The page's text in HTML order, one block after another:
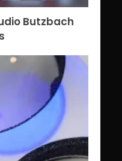
Butzbach